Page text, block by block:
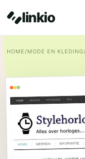
linkio
HOME/MODE EN KLEDING/